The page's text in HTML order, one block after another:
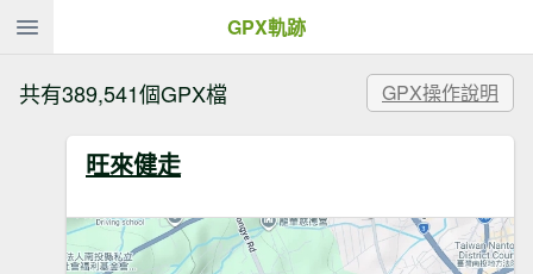
GPX軌跡
共有389,541個GPX檔 GPX操作說明
旺來健走